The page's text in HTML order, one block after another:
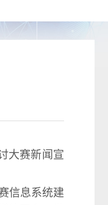
大赛新闻宣
信息系统建